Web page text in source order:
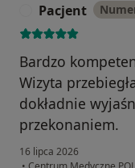
Pacjent
Bardzo
Wizyta
dokładnie
przekonaniem.
16 lipca 2026